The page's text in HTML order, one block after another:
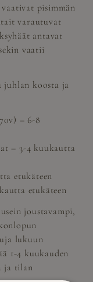
vaativat pisimmän
varautuvat
antavat
vaatii
koosta ja
– 6-8
– 3-4 kuukautta
etukäteen
etukäteen
joustavampi,
lukuun
1-4 kuukauden
ja tilan